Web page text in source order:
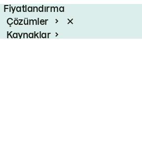
Fiyatlandırma
Çözümler
Kaynaklar